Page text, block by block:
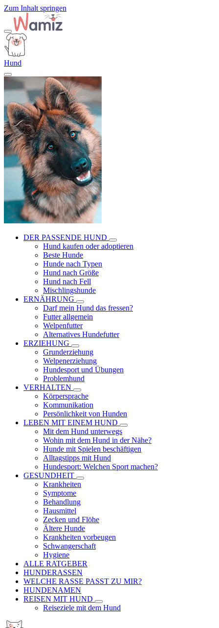
Zum Inhalt springen
Hund
DER PASSENDE HUND
Hund kaufen oder adoptieren
Beste Hunde
Hunde nach Typen
Hund nach Größe
Hund nach Fell
Mischlingshunde
ERNÄHRUNG
Darf mein Hund das fressen?
Futter allgemein
Welpenfutter
Alternatives Hundefutter
ERZIEHUNG
Grunderziehung
Welpenerziehung
Hundesport und Übungen
Problemhund
VERHALTEN
Körpersprache
Kommunikation
Persönlichkeit von Hunden
LEBEN MIT EINEM HUND
Mit dem Hund unterwegs
Wohin mit dem Hund in der Nähe?
Hunde mit Spielen beschäftigen
Alltagstipps mit Hund
Hundesport: Welchen Sport machen?
GESUNDHEIT
Krankheiten
Symptome
Behandlung
Hausmittel
Zecken und Flöhe
Ältere Hunde
Krankheiten vorbeugen
Schwangerschaft
Hygiene
ALLE RATGEBER
HUNDERASSEN
WELCHE RASSE PASST ZU MIR?
HUNDENAMEN
REISEN MIT HUND
Reiseziele mit dem Hund